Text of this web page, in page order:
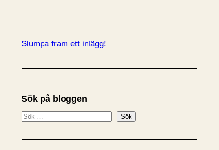
Slumpa fram ett inlägg!
Sök på bloggen
S
k
Sök